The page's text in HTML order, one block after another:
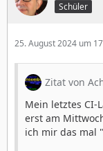
Schüler
25. August 2024 um
Zitat von
Mein letztes CI-
erst am
ich mir das mal